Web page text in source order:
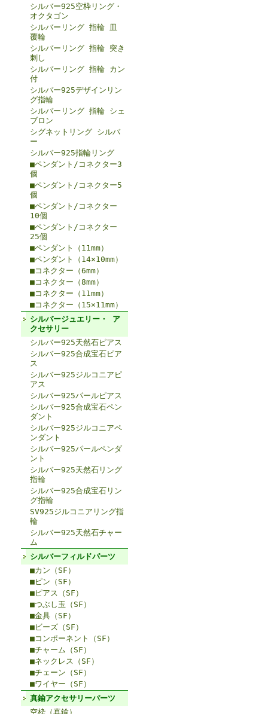
シルバー925空枠リング・
オクタゴン
シルバーリング 指輪 皿
覆輪
シルバーリング 指輪 突き
刺し
シルバーリング 指輪 カン
付
シルバー925デザインリン
グ指輪
シルバーリング 指輪 シェ
ブロン
シグネットリング シルバ
ー
シルバー925指輪リング
■ペンダント/コネクター3
個
■ペンダント/コネクター5
個
■ペンダント/コネクター
10個
■ペンダント/コネクター
25個
■ペンダント（11mm）
■ペンダント（14×10mm）
■コネクター（6mm）
■コネクター（8mm）
■コネクター（11mm）
■コネクター（15×11mm）
シルバージュエリー・ ア
クセサリー
シルバー925天然石ピアス
シルバー925合成宝石ピア
ス
シルバー925ジルコニアピ
アス
シルバー925パールピアス
シルバー925合成宝石ペン
ダント
シルバー925ジルコニアペ
ンダント
シルバー925パールペンダ
ント
シルバー925天然石リング
指輪
シルバー925合成宝石リン
グ指輪
SV925ジルコニアリング指
輪
シルバー925天然石チャー
ム
シルバーフィルドパーツ
■カン（SF）
■ピン（SF）
■ピアス（SF）
■つぶし玉（SF）
■金具（SF）
■ビーズ（SF）
■コンポーネント（SF）
■チャーム（SF）
■ネックレス（SF）
■チェーン（SF）
■ワイヤー（SF）
真鍮アクセサリーパーツ
空枠（真鍮）